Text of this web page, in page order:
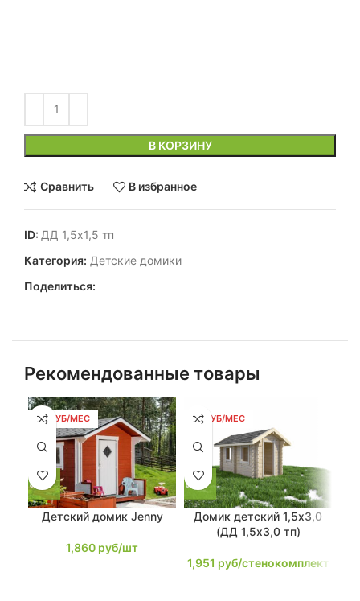
В КОРЗИНУ
Сравнить В избранное
ID: ДД 1,5х1,5 тп
Категория: Детские домики
Поделиться:
Рекомендованные товары
35 РУБ/МЕС
Детский домик Jenny
1,860 руб/шт
37 РУБ/МЕС
Домик детский 1,5х3,0
(ДД 1,5х3,0 тп)
1,951 руб/стенокомплект